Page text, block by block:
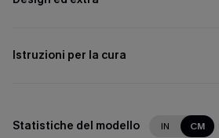
Istruzioni per la cura
Statistiche del modello IN CM